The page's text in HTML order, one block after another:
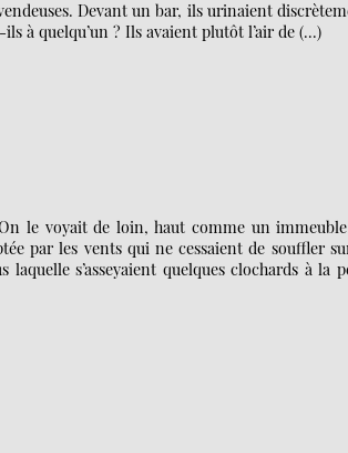
Devant un bar, ils urinaient
à quelqu’un ? Ils avaient plutôt l’air de (…)
le voyait de loin, haut comme un
par les vents qui ne cessaient de souffler
s’asseyaient quelques clochards à la